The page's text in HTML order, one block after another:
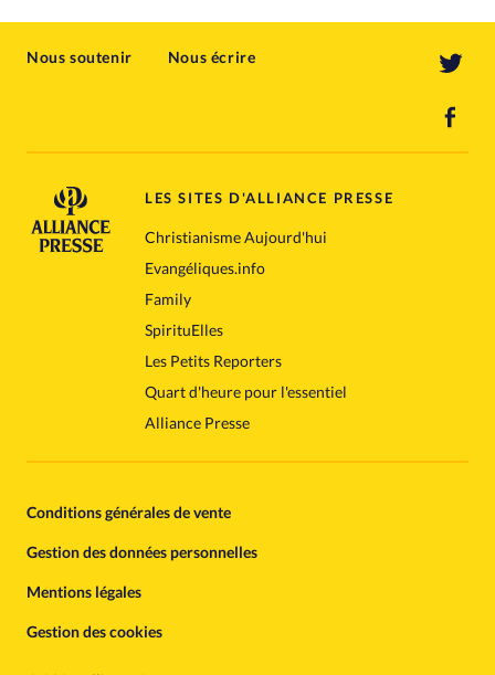
Nous soutenir Nous écrire
LES SITES D'ALLIANCE PRESSE
Christianisme Aujourd'hui
Evangéliques.info
Family
SpirituElles
Les Petits Reporters
Quart d'heure pour l'essentiel
Alliance Presse
Conditions générales de vente
Gestion des données personnelles
Mentions légales
Gestion des cookies